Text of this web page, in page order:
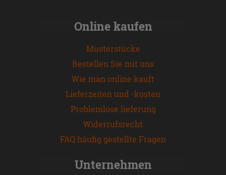
Online kaufen
Musterstücke
Bestellen Sie mit uns
Wie man online kauft
Lieferzeiten und -kosten
Problemlose lieferung
Widerrufsrecht
FAQ häufig gestellte Fragen
Unternehmen